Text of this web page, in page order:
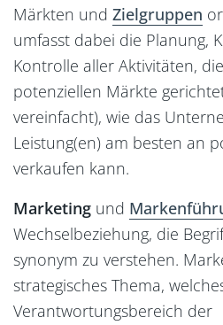
Markenanalyse
Marken-
Märkten und Zielgruppen
umfasst dabei die Planung,
Kontrolle aller Aktivitäten,
potenziellen Märkte
vereinfacht), wie das
Leistung(en) am besten an
verkaufen kann.
Marketing und
Wechselbeziehung, die
synonym zu verstehen.
strategisches Thema,
Verantwortungsbereich der